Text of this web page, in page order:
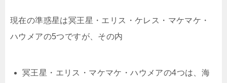
現在の準惑星は冥王星・エリス・ケレス・マケマケ・
ハウメアの5つですが、その内
冥王星・エリス・マケマケ・ハウメアの4つは、海